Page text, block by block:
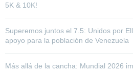
5K & 10K!
Superemos juntos el 7.5: Unidos por
apoyo para la población de Venezuela
Más allá de la cancha: Mundial 2026